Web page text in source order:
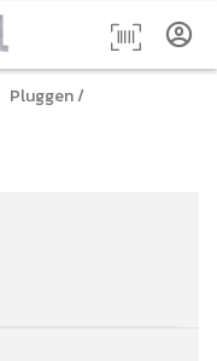
Pluggen/